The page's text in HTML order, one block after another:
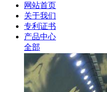
网站首页
关于我们
专利证书
产品中心
全部